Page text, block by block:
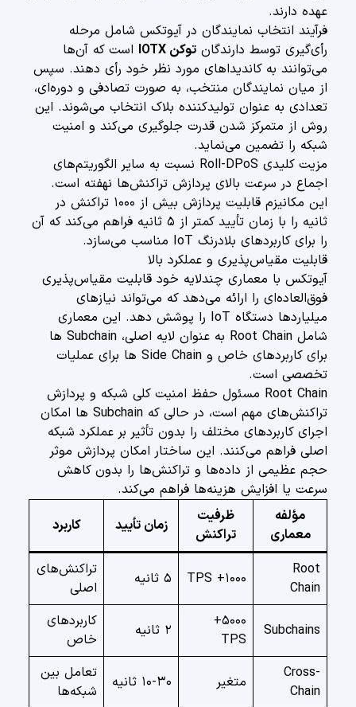
عهده دارند.
فرآیند انتخاب نمایندگان در آیوتکس شامل مرحله
رأی‌گیری توسط دارندگان توکن IOTX
است که آن‌ها
می‌توانند به کاندیداهای مورد نظر خود رأی دهند. سپس
از میان نمایندگان منتخب، به صورت تصادفی و دوره‌ای،
تعدادی به عنوان تولیدکننده بلاک انتخاب می‌شوند. این
روش از متمرکز شدن قدرت جلوگیری می‌کند و امنیت
شبکه را تضمین می‌نماید.
مزیت کلیدی Roll-DPoS نسبت به سایر الگوریتم‌های
اجماع در سرعت بالای پردازش تراکنش‌ها نهفته است.
این مکانیزم قابلیت پردازش بیش از ۱۰۰۰ تراکنش در
ثانیه را با زمان تأیید کمتر از ۵ ثانیه فراهم می‌کند که آن
را برای کاربردهای بلادرنگ IoT مناسب می‌سازد.
قابلیت مقیاس‌پذیری و عملکرد بالا
آیوتکس با معماری چندلایه خود قابلیت مقیاس‌پذیری
فوق‌العاده‌ای را ارائه می‌دهد که می‌تواند نیازهای
میلیاردها دستگاه IoT را پوشش دهد. این معماری
شامل Root Chain به عنوان لایه اصلی، Subchain ها
برای کاربردهای خاص و Side Chain ها برای عملیات
تخصصی است.
Root Chain مسئول حفظ امنیت کلی شبکه و پردازش
تراکنش‌های مهم است، در حالی که Subchain ها امکان
اجرای کاربردهای مختلف را بدون تأثیر بر عملکرد شبکه
اصلی فراهم می‌کنند. این ساختار امکان پردازش موثر
حجم عظیمی از داده‌ها و تراکنش‌ها را بدون کاهش
سرعت یا افزایش هزینه‌ها فراهم می‌کند.
مؤلفه
معماری
ظرفیت
تراکنش
زمان تأیید کاربرد
Root
Chain
۱۰۰۰+ TPS ۵ ثانیه
تراکنش‌های
اصلی
Subchains
۵۰۰۰+
TPS
۲ ثانیه
کاربردهای
خاص
Cross-
Chain
متغیر ۱۰-۳۰ ثانیه
تعامل بین
شبکه‌ها